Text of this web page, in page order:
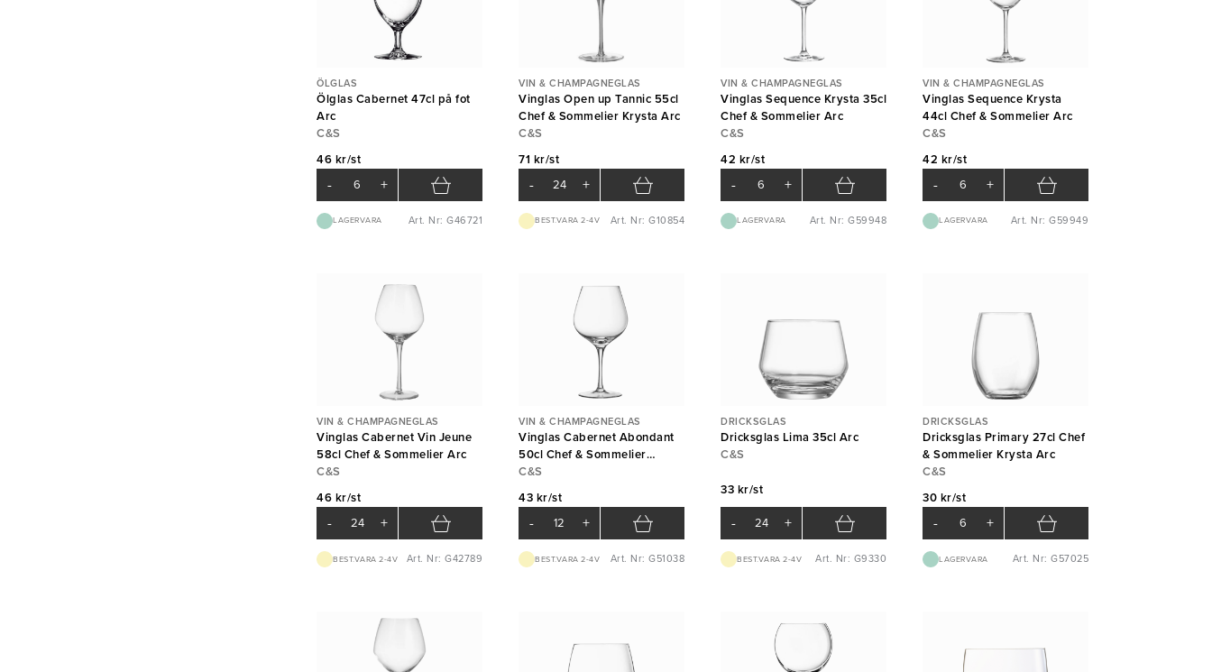
ÖLGLAS
Ölglas Cabernet 47cl på fot
Arc
C&S
46 kr/st
- +
LAGERVARA Art. Nr: G46721
VIN & CHAMPAGNEGLAS
Vinglas Open up Tannic 55cl
Chef & Sommelier Krysta Arc
C&S
71 kr/st
- +
BEST.VARA 2-4V Art. Nr: G10854
VIN & CHAMPAGNEGLAS
Vinglas Sequence Krysta 35cl
Chef & Sommelier Arc
C&S
42 kr/st
- +
LAGERVARA Art. Nr: G59948
VIN & CHAMPAGNEGLAS
Vinglas Sequence Krysta
44cl Chef & Sommelier Arc
C&S
42 kr/st
- +
LAGERVARA Art. Nr: G59949
VIN & CHAMPAGNEGLAS
Vinglas Cabernet Vin Jeune
58cl Chef & Sommelier Arc
C&S
46 kr/st
- +
BEST.VARA 2-4V Art. Nr: G42789
VIN & CHAMPAGNEGLAS
Vinglas Cabernet Abondant
50cl Chef & Sommelier
Krysta Arc
C&S
43 kr/st
- +
BEST.VARA 2-4V Art. Nr: G51038
DRICKSGLAS
Dricksglas Lima 35cl Arc
C&S
33 kr/st
- +
BEST.VARA 2-4V Art. Nr: G9330
DRICKSGLAS
Dricksglas Primary 27cl Chef
& Sommelier Krysta Arc
C&S
30 kr/st
- +
LAGERVARA Art. Nr: G57025